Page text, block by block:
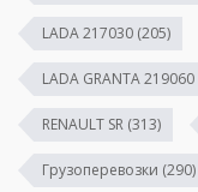
LADA 217030 (205)
LADA GRANTA 219060
RENAULT SR (313)
Грузоперевозки (290)